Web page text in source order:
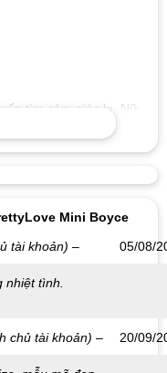
tìm cảm giác lạ, Nữ
Cho Nữ.
Mini Boyce
tài khoản) – 05/08/
nhiệt tình.
chủ tài khoản) – 20/09/